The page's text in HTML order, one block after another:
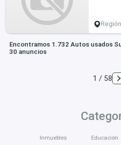
Encontramos 1.732 Autos usados
30 anuncios
1 / 58
Inmuebles Educación